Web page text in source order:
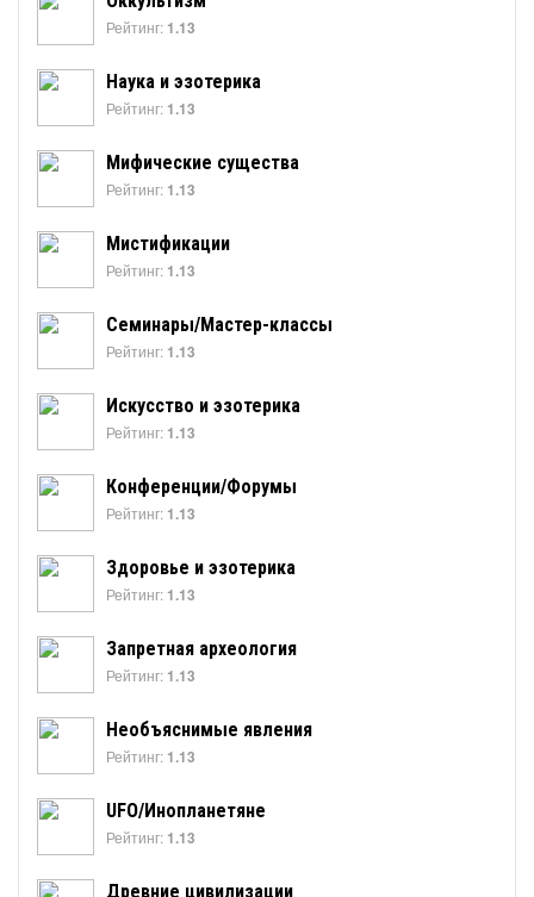
Рейтинг: 1.13
Наука и эзотерика
Рейтинг: 1.13
Мифические существа
Рейтинг: 1.13
Мистификации
Рейтинг: 1.13
Семинары/Мастер-классы
Рейтинг: 1.13
Искусство и эзотерика
Рейтинг: 1.13
Конференции/Форумы
Рейтинг: 1.13
Здоровье и эзотерика
Рейтинг: 1.13
Запретная археология
Рейтинг: 1.13
Необъяснимые явления
Рейтинг: 1.13
UFO/Инопланетяне
Рейтинг: 1.13
Древние цивилизации